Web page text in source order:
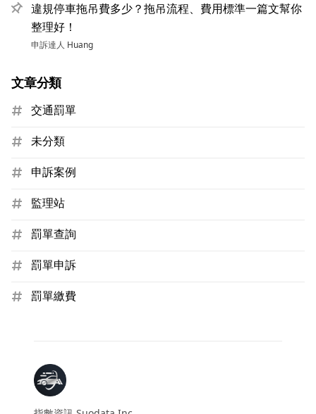
違規停車拖吊費多少？拖吊流程、費用標準一篇文幫你
整理好！
申訴達人 Huang
文章分類
交通罰單
未分類
申訴案例
監理站
罰單查詢
罰單申訴
罰單繳費